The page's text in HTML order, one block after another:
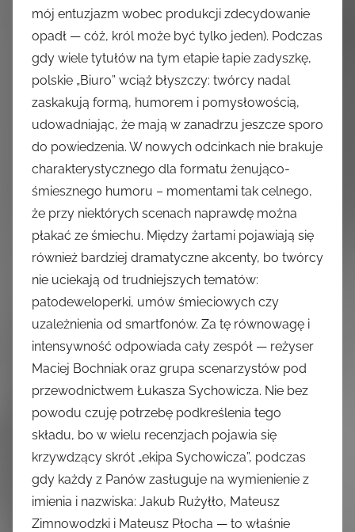
mój entuzjazm wobec produkcji zdecydowanie
opadł — cóż, król może być tylko jeden). Podczas
gdy wiele tytułów na tym etapie łapie zadyszkę,
polskie „Biuro” wciąż błyszczy: twórcy nadal
zaskakują formą, humorem i pomysłowością,
udowadniając, że mają w zanadrzu jeszcze sporo
do powiedzenia. W nowych odcinkach nie brakuje
charakterystycznego dla formatu żenująco-
śmiesznego humoru – momentami tak celnego,
że przy niektórych scenach naprawdę można
płakać ze śmiechu. Między żartami pojawiają się
również bardziej dramatyczne akcenty, bo twórcy
nie uciekają od trudniejszych tematów:
patodeweloperki, umów śmieciowych czy
uzależnienia od smartfonów. Za tę równowagę i
intensywność odpowiada cały zespół — reżyser
Maciej Bochniak oraz grupa scenarzystów pod
przewodnictwem Łukasza Sychowicza. Nie bez
powodu czuję potrzebę podkreślenia tego
składu, bo w wielu recenzjach pojawia się
krzywdzący skrót „ekipa Sychowicza”, podczas
gdy każdy z Panów zasługuje na wymienienie z
imienia i nazwiska: Jakub Rużyłło, Mateusz
Zimnowodzki i Mateusz Płocha — to właśnie